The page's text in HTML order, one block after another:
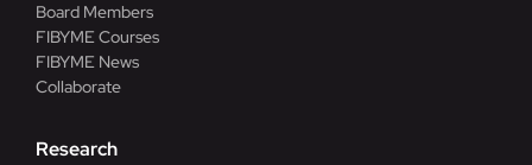
Board Members
FIBYME Courses
FIBYME News
Collaborate
Research